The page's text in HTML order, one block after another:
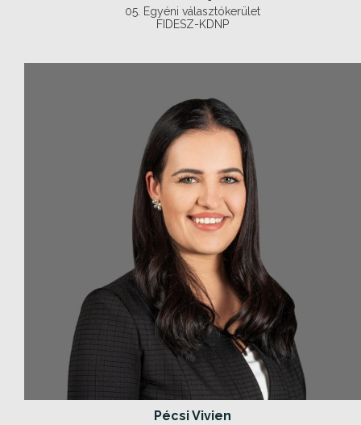
05. Egyéni választókerület
FIDESZ-KDNP
Pécsi Vivien